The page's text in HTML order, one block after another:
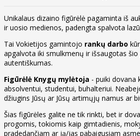
Unikalaus dizaino figūrėlė pagaminta iš
ir uosio medienos, padengta spalvota
Tai Vokietijos gamintojo rankų darbo
apgalvota iki smulkmenų ir išsaugotas
autentiškumas.
Figūrėlė Knygų mylėtoja - puiki dovana
absolventui, studentui, buhalteriui.
džiugins Jūsų ar Jūsų artimųjų namus ar
Šias figūrėles galite ne tik rinkti, bet ir
progomis, tokiomis kaip gimtadienis,
pradedančiam ar ją/jas pabaigusiam